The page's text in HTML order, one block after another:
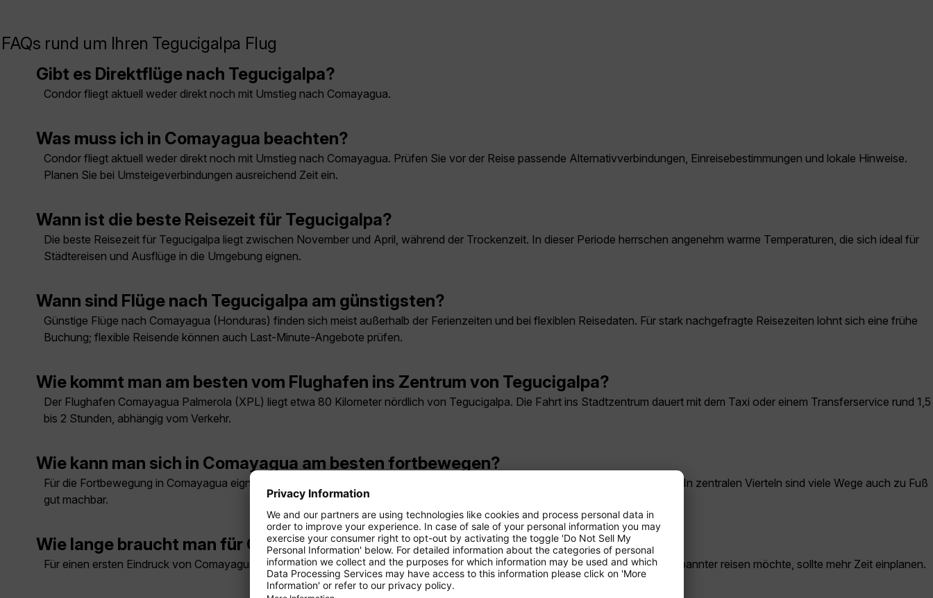
FAQs rund um Ihren Tegucigalpa Flug
Gibt es Direktflüge nach Tegucigalpa?
Condor fliegt aktuell weder direkt noch mit Umstieg nach Comayagua.
Was muss ich in Comayagua beachten?
Condor fliegt aktuell weder direkt noch mit Umstieg nach Comayagua. Prüfen Sie vor der Reise passende Alternativverbindungen, Einreisebestimmungen und lokale Hinweise.
Planen Sie bei Umsteigeverbindungen ausreichend Zeit ein.
Wann ist die beste Reisezeit für Tegucigalpa?
Die beste Reisezeit für Tegucigalpa liegt zwischen November und April, während der Trockenzeit. In dieser Periode herrschen angenehm warme Temperaturen, die sich ideal für
Städtereisen und Ausflüge in die Umgebung eignen.
Wann sind Flüge nach Tegucigalpa am günstigsten?
Günstige Flüge nach Comayagua (Honduras) finden sich meist außerhalb der Ferienzeiten und bei flexiblen Reisedaten. Für stark nachgefragte Reisezeiten lohnt sich eine frühe
Buchung; flexible Reisende können auch Last-Minute-Angebote prüfen.
Wie kommt man am besten vom Flughafen ins Zentrum von Tegucigalpa?
Der Flughafen Comayagua Palmerola (XPL) liegt etwa 80 Kilometer nördlich von Tegucigalpa. Die Fahrt ins Stadtzentrum dauert mit dem Taxi oder einem Transferservice rund 1,5
bis 2 Stunden, abhängig vom Verkehr.
Wie kann man sich in Comayagua am besten fortbewegen?
Für die Fortbewegung in Comayagua eignen sich je nach Ziel Taxis, App-Fahrdienste, Mietwagen und öffentliche Verkehrsmittel. In zentralen Vierteln sind viele Wege auch zu Fuß
gut machbar.
Wie lange braucht man für Comayagua?
Für einen ersten Eindruck von Comayagua reichen meist zwei bis drei volle Tage. Wer Ausflüge in die Umgebung plant oder entspannter reisen möchte, sollte mehr Zeit einplanen.